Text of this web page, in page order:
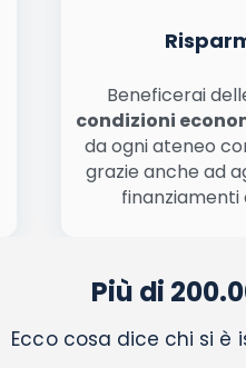
Beneficerai
condizioni
da ogni ateneo
grazie anche ad
finanziamenti
Più di
Ecco cosa dice chi si è